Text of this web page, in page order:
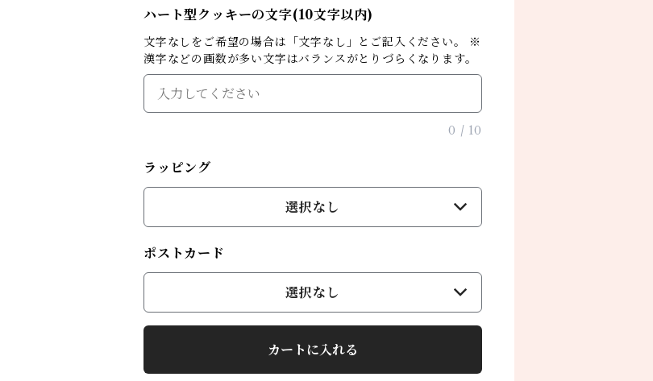
ハート型クッキーの文字(10文字以内)
文字なしをご希望の場合は「文字なし」とご記入ください。 ※
漢字などの画数が多い文字はバランスがとりづらくなります。
0 / 10
ラッピング
選択なし
ポストカード
選択なし
カートに入れる